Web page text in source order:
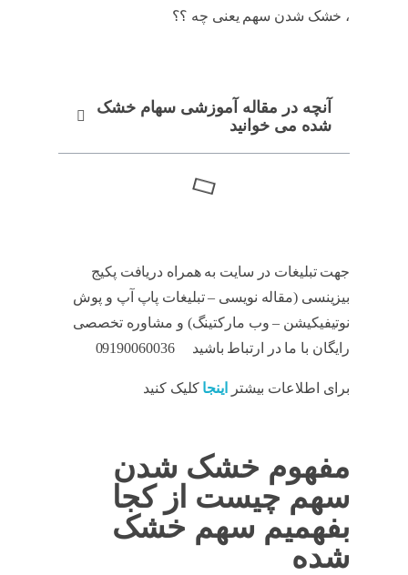
، خشک شدن سهم یعنی چه ؟؟
آنچه در مقاله آموزشی سهام خشک
شده می خوانید
جهت تبلیغات در سایت به همراه دریافت پکیج
بیزینسی (مقاله نویسی – تبلیغات پاپ آپ و پوش
نوتیفیکیشن – وب مارکتینگ) و مشاوره تخصصی
رایگان با ما در ارتباط باشید 09190060036
برای اطلاعات بیشتر اینجا کلیک کنید
مفهوم خشک شدن
سهم چیست از کجا
بفهمیم سهم خشک
شده